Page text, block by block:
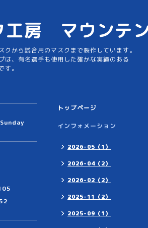
工房 マウンテ
クから試合用のマスクまで製作しています。
は、有名選手も使用した確かな実績のある
す。
トップページ
インフォメーション
2026-05（1）
2026-04（2）
2026-02（2）
2025-11（2）
2025-09（1）